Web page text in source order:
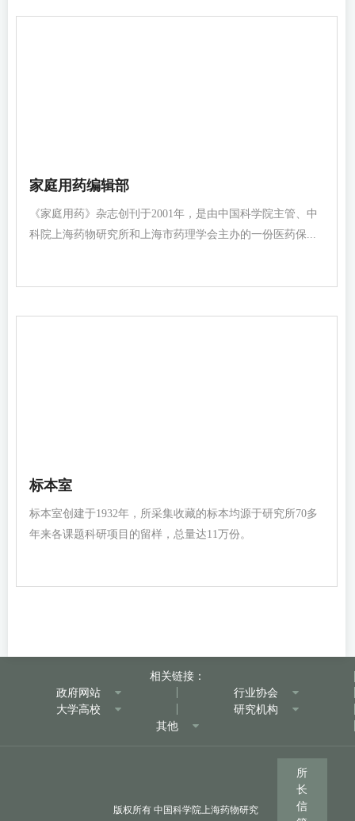
家庭用药编辑部
《家庭用药》杂志创刊于2001年，是由中国科学院主管、中
科院上海药物研究所和上海市药理学会主办的一份医药保...
标本室
标本室创建于1932年，所采集收藏的标本均源于研究所70多
年来各课题科研项目的留样，总量达11万份。
相关链接：
政府网站
行业协会
大学高校
研究机构
其他
版权所有 中国科学院上海药物研究
所
长
信